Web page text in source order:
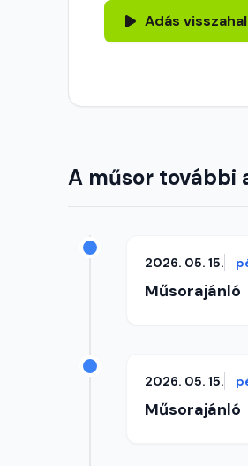
Adás
A műsor további
2026. 05. 15.
Műsorajánló
2026. 05. 15.
Műsorajánló